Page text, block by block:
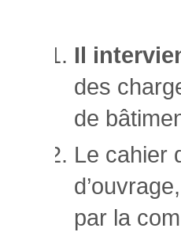
Il
des
de
Le cahier
par la